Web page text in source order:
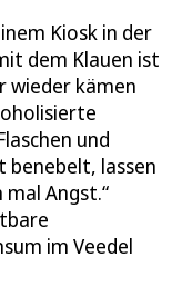
Kiosk in der
dem Klauen ist
wieder kämen
und
benebelt, lassen
Angst.“
im Veedel